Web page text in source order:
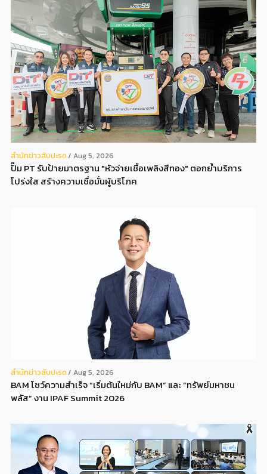
สํานักข่าวสับปะรด Aug 5, 2026
ปั๊ม PT รับป้ายมาตรฐาน "หัวจ่ายเชื้อเพลิงสีทอง" ตอกย้ำบริการ
โปร่งใส สร้างความเชื่อมั่นผู้บริโภค
สํานักข่าวสับปะรด Aug 5, 2026
BAM โชว์ความสำเร็จ “เริ่มต้นใหม่กับ BAM” และ “ทรัพย์มหาชน
พลัส” งาน IPAF Summit 2026